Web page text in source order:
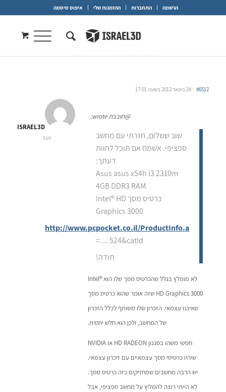
הרשמה התחברות ההזמנות שלי איפוס סיסמה
24 בינואר 2012 בשעה 17:01 #6512
ISRAEL3D
חבר
@חובבת wrote:
שוב ששלום, חזרתי עם מחשב
ספציפי. אשמח אם תוכל לחוות
דעתך:
Asus asus x54h i3 2310m
4GB DDR3 RAM
כרטיס מסך Intel® HD
Graphics 3000
http://www.pcpocket.co.il/ProductInfo.a
… 524&catId=
תודה!
לא מומלץ בגלל שהכרטיס מסך שלו הוא Intel®
HD Graphics 3000 שזה אומר שהוא כרטיס מסך
שאיננו עצמאי. הזכרון שלו משותף לכלל הזכרון
של המחשב, ולכן הוא חלש יחסית.
חפשי משהו בסגנון HD RADEON או NVIDIA
שיהיו כרטיסי מסך עצמאיים עם זיכרון עצמאי.
יש הרבה מחשבים שמחזיקים כזה כרטיס מסך.
לא הייתי רוצה להמליץ על מחשב ספציפי, אבל